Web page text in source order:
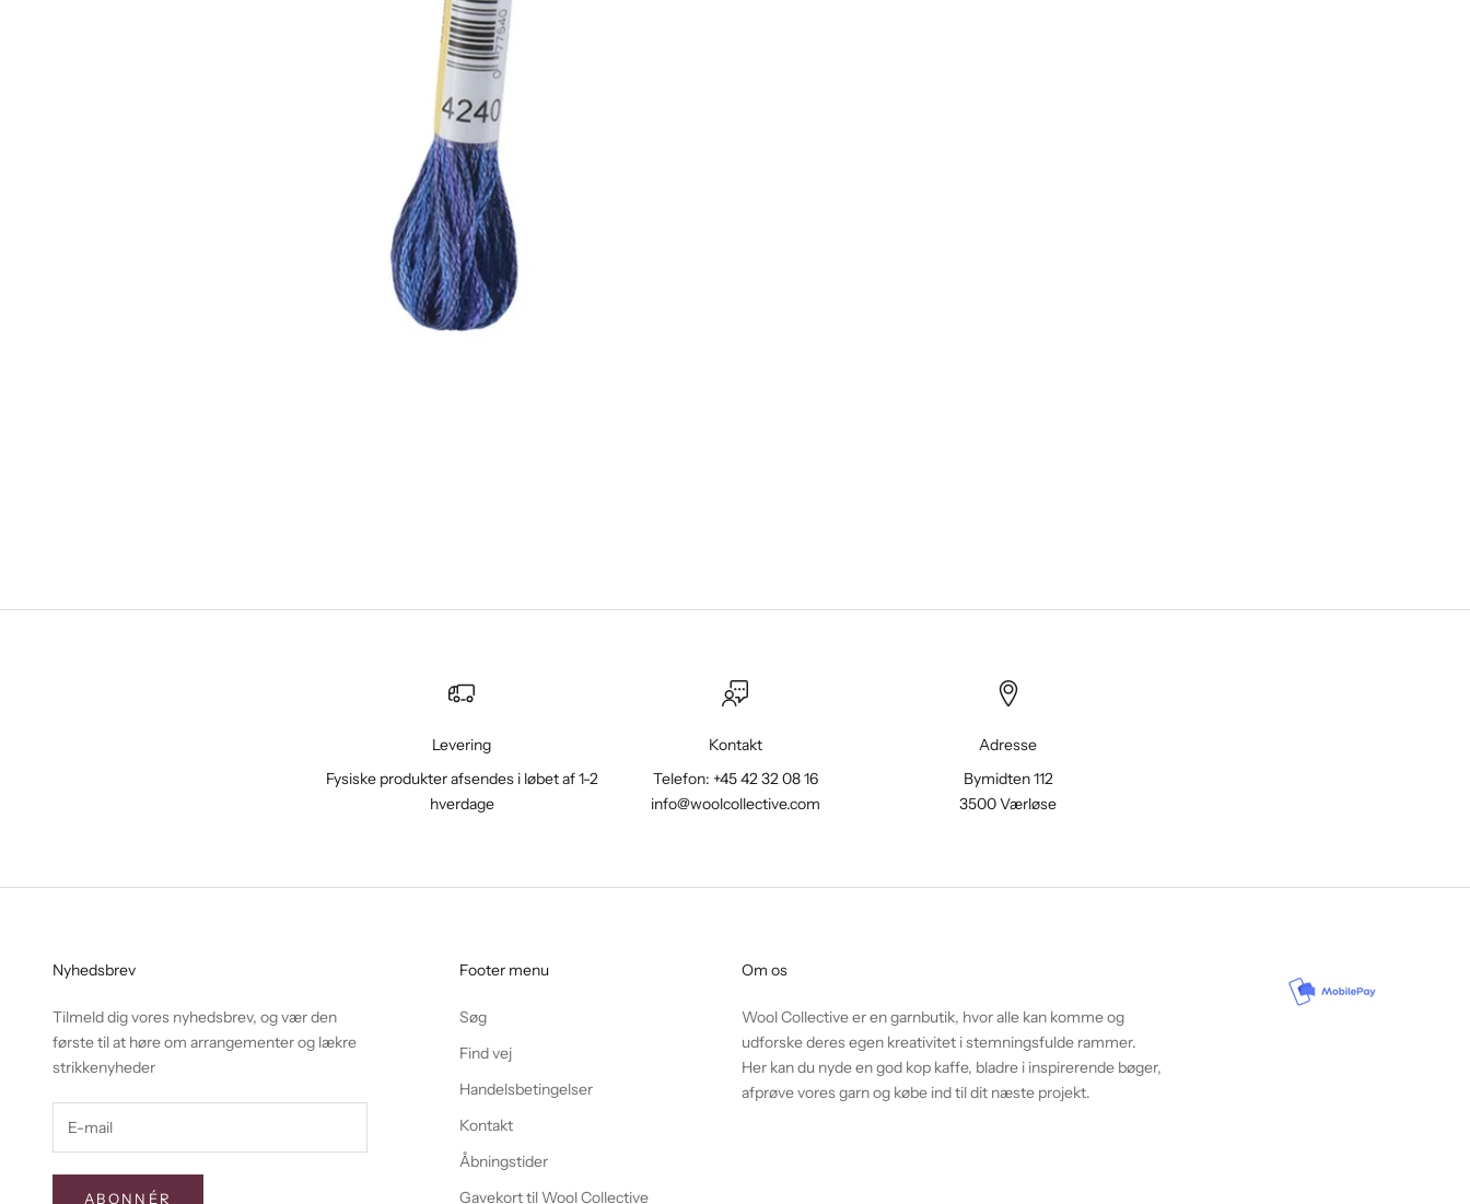
Levering
Fysiske produkter afsendes i løbet af 1-2
hverdage
Kontakt
Telefon: +45 42 32 08 16
info@woolcollective.com
Adresse
Bymidten 112
3500 Værløse
Nyhedsbrev
Tilmeld dig vores nyhedsbrev, og vær den
første til at høre om arrangementer og lækre
strikkenyheder
ABONNÉR
Footer menu
Søg
Find vej
Handelsbetingelser
Kontakt
Åbningstider
Gavekort til Wool Collective
Om os
Wool Collective er en garnbutik, hvor alle kan komme og
udforske deres egen kreativitet i stemningsfulde rammer.
Her kan du nyde en god kop kaffe, bladre i inspirerende bøger,
afprøve vores garn og købe ind til dit næste projekt.